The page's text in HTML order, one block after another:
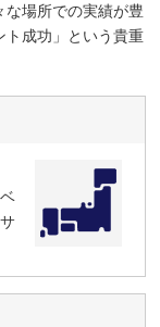
な場所での実績が豊
ト成功」という貴重